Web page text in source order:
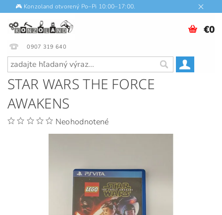
🎮 Konzoland otvorený Po–Pi 10:00–17:00.
0907 319 640
€0
STAR WARS THE FORCE
AWAKENS
Neohodnotené